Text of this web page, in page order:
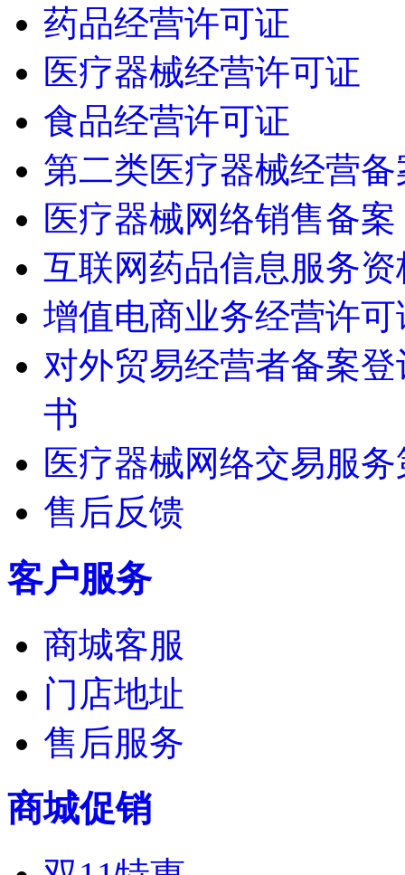
医疗器械经营许可证
食品经营许可证
第二类医疗器械经营
医疗器械网络销售备案
互联网药品信息服务
增值电商业务经营许可
对外贸易经营者备案
书
医疗器械网络交易服
售后反馈
门店地址
售后服务